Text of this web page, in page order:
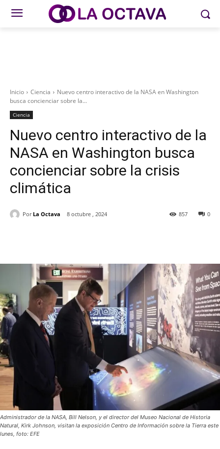
Inicio Ciencia
Nuevo centro interactivo de la NASA en Washington
busca concienciar sobre la...
Ciencia
Nuevo centro interactivo de la
NASA en Washington busca
concienciar sobre la crisis
climática
Por La Octava 8 octubre , 2024 0
857
Administrador de la NASA, Bill Nelson, y el director del Museo Nacional de Historia
Natural, Kirk Johnson, visitan la exposición Centro de Información sobre la Tierra este
lunes, foto: EFE